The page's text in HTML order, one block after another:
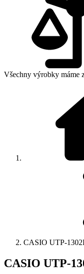
Všechny výrobky máme
CASIO UTP-
CASIO UTP-